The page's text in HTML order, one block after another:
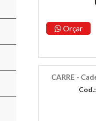
Orçar
CARRE -